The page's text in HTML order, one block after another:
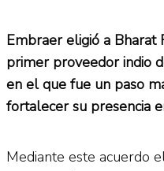
Embraer eligió a Bharat
primer proveedor indio
en el que fue un paso
fortalecer su presencia
Mediante este acuerdo